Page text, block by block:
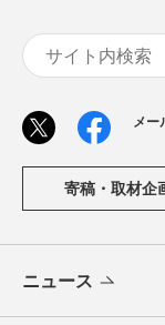
メー
寄稿・取材企
ニュース